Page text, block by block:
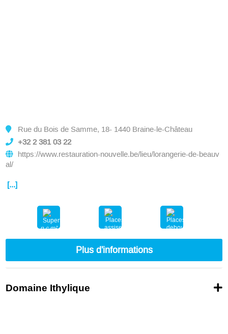
Rue du Bois de Samme, 18- 1440 Braine-le-Château
+32 2 381 03 22
https://www.restauration-nouvelle.be/lieu/lorangerie-de-beauv
al/
[...]
n.c.m²
Plus d'informations
Domaine Ithylique